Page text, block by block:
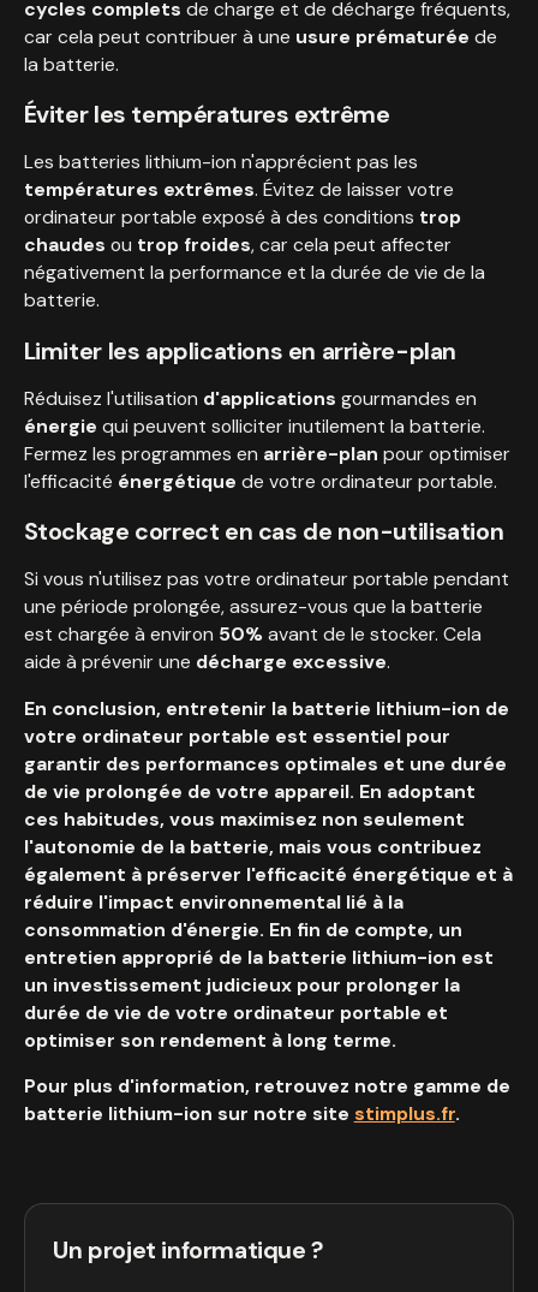
cycles complets de charge et de décharge fréquents,
car cela peut contribuer à une usure prématurée de
la batterie.
Éviter les températures extrême
Les batteries lithium-ion n'apprécient pas les
températures extrêmes. Évitez de laisser votre
ordinateur portable exposé à des conditions trop
chaudes ou trop froides, car cela peut affecter
négativement la performance et la durée de vie de la
batterie.
Limiter les applications en arrière-plan
Réduisez l'utilisation d'applications gourmandes en
énergie qui peuvent solliciter inutilement la batterie.
Fermez les programmes en arrière-plan pour optimiser
l'efficacité énergétique de votre ordinateur portable.
Stockage correct en cas de non-utilisation
Si vous n'utilisez pas votre ordinateur portable pendant
une période prolongée, assurez-vous que la batterie
est chargée à environ 50%avant de le stocker. Cela
aide à prévenir une décharge excessive.
En conclusion, entretenir la batterie lithium-ion de
votre ordinateur portable est essentiel pour
garantir des performances optimales et une durée
de vie prolongée de votre appareil. En adoptant
ces habitudes, vous maximisez non seulement
l'autonomie de la batterie, mais vous contribuez
également à préserver l'efficacité énergétique et à
réduire l'impact environnemental lié à la
consommation d'énergie. En fin de compte, un
entretien approprié de la batterie lithium-ion est
un investissement judicieux pour prolonger la
durée de vie de votre ordinateur portable et
optimiser son rendement à long terme.
Pour plus d'information, retrouvez notre gamme de
batterie lithium-ion sur notre site stimplus.fr.
Un projet informatique ?